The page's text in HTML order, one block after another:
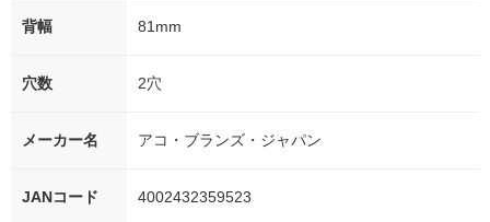
背幅 81mm
穴数 2穴
メーカー名 アコ・ブランズ・ジャパン
JANコード 4002432359523